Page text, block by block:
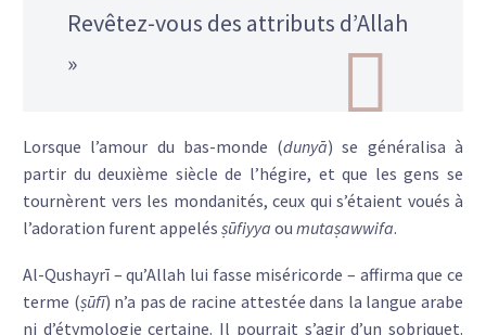
Revêtez-vous des attributs d’Allah
»
Lorsque l’amour du bas-monde (dunyā) se généralisa à
partir du deuxième siècle de l’hégire, et que les gens se
tournèrent vers les mondanités, ceux qui s’étaient voués à
l’adoration furent appelés ṣūfiyya ou mutaṣawwifa.
Al-Qushayrī – qu’Allah lui fasse miséricorde – affirma que ce
terme (ṣūfī) n’a pas de racine attestée dans la langue arabe
ni d’étymologie certaine. Il pourrait s’agir d’un sobriquet.